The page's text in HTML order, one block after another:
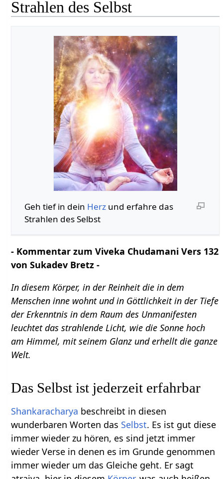
Strahlen des Selbst
Geh tief in dein Herzund erfahre das
Strahlen des Selbst
- Kommentar zum Viveka Chudamani Vers 132
von Sukadev Bretz -
In diesem Körper, in der Reinheit die in dem
Menschen inne wohnt und in Göttlichkeit in der Tiefe
der Erkenntnis in dem Raum des Unmanifesten
leuchtet das strahlende Licht, wie die Sonne hoch
am Himmel, mit seinem Glanz und erhellt die ganze
Welt.
Das Selbst ist jederzeit erfahrbar
Shankaracharya beschreibt in diesen
wunderbaren Worten das Selbst. Es ist gut diese
immer wieder zu hören, es sind jetzt immer
wieder Verse in denen es im Grunde genommen
immer wieder um das Gleiche geht. Er sagt